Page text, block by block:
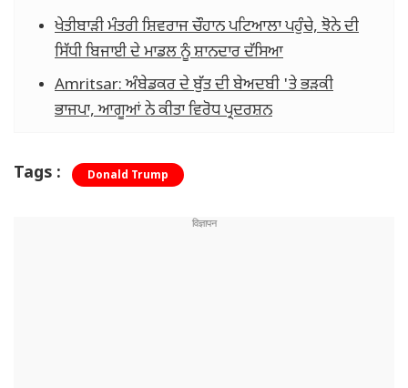
ਖੇਤੀਬਾੜੀ ਮੰਤਰੀ ਸ਼ਿਵਰਾਜ ਚੌਹਾਨ ਪਟਿਆਲਾ ਪਹੁੰਚੇ, ਝੋਨੇ ਦੀ
ਸਿੱਧੀ ਬਿਜਾਈ ਦੇ ਮਾਡਲ ਨੂੰ ਸ਼ਾਨਦਾਰ ਦੱਸਿਆ
Amritsar: ਅੰਬੇਡਕਰ ਦੇ ਬੁੱਤ ਦੀ ਬੇਅਦਬੀ 'ਤੇ ਭੜਕੀ
ਭਾਜਪਾ, ਆਗੂਆਂ ਨੇ ਕੀਤਾ ਵਿਰੋਧ ਪ੍ਰਦਰਸ਼ਨ
Tags : Donald Trump